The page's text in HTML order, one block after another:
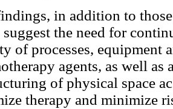
in addition to
suggest the need for
of processes, equipment
agents, as well
of physical space
therapy and minimize